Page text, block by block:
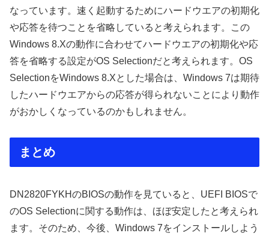
なっています。速く起動するためにハードウエアの初期化
や応答を待つことを省略していると考えられます。この
Windows 8.Xの動作に合わせてハードウエアの初期化や応
答を省略する設定がOS Selectionだと考えられます。OS
SelectionをWindows 8.Xとした場合は、Windows 7は期待
したハードウエアからの応答が得られないことにより動作
がおかしくなっているのかもしれません。
まとめ
DN2820FYKHのBIOSの動作を見ていると、UEFI BIOSで
のOS Selectionに関する動作は、ほぼ安定したと考えられ
ます。そのため、今後、Windows 7をインストールしよう